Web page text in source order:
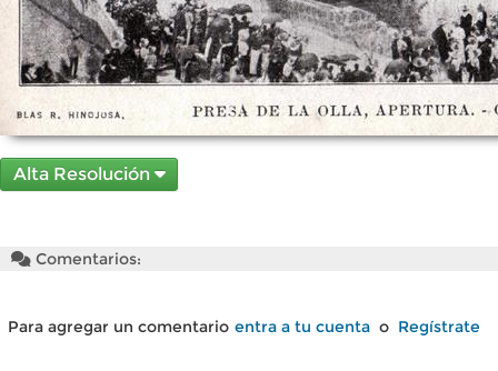
Alta Resolución
Comentarios:
Para agregar un comentario entra a tu cuenta o Regístrate